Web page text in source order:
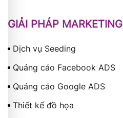
GIẢI PHÁP MARKETING
Dịch vụ Seeding
Quảng cáo Facebook ADS
Quảng cáo Google ADS
Thiết kế đồ họa